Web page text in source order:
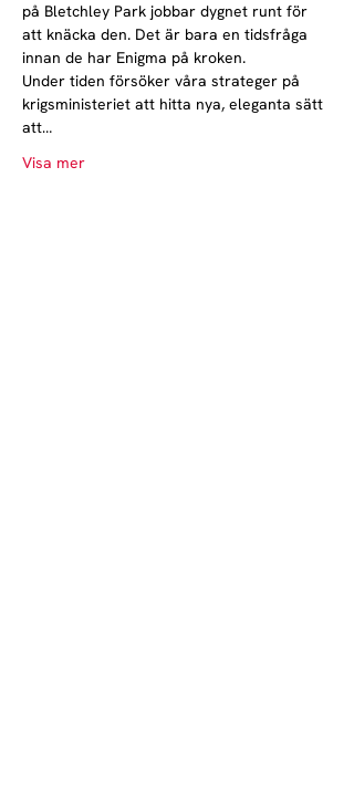
på Bletchley Park jobbar dygnet runt för
att knäcka den. Det är bara en tidsfråga
innan de har Enigma på kroken.
Under tiden försöker våra strateger på
krigsministeriet att hitta nya, eleganta sätt
att…
Visa mer